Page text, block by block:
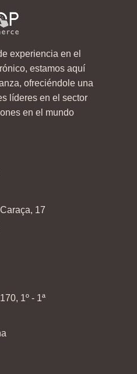
experiencia en el
estamos aquí
ofreciéndole una
líderes en el sector
en el mundo
17
1º - 1ª